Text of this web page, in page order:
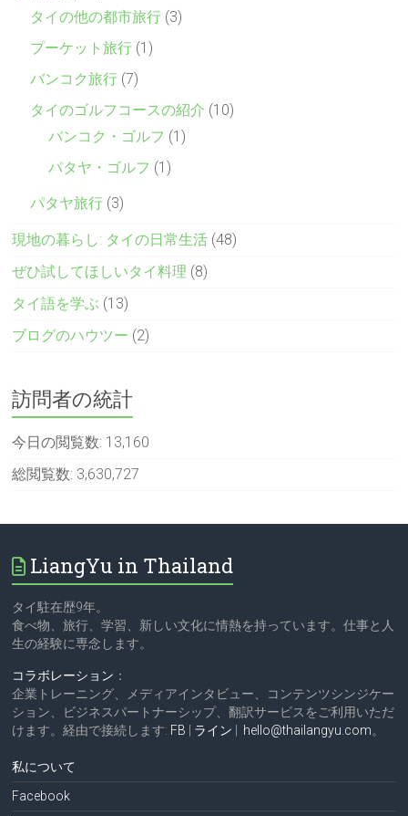
タイの他の都市旅行 (3)
プーケット旅行 (1)
バンコク旅行 (7)
タイのゴルフコースの紹介 (10)
バンコク・ゴルフ (1)
パタヤ・ゴルフ (1)
パタヤ旅行 (3)
現地の暮らし: タイの日常生活 (48)
ぜひ試してほしいタイ料理 (8)
タイ語を学ぶ (13)
ブログのハウツー (2)
訪問者の統計
今日の閲覧数: 13,160
総閲覧数: 3,630,727
LiangYu in Thailand
タイ駐在歴9年。
食べ物、旅行、学習、新しい文化に情熱を持っています。仕事と人
生の経験に専念します。
コラボレーション ：
企業トレーニング、メディアインタビュー、コンテンツシンジケー
ション、ビジネスパートナーシップ、翻訳サービスをご利用いただ
けます。経由で接続します: FB | ライン | hello@thailangyu.com。
私について
Facebook